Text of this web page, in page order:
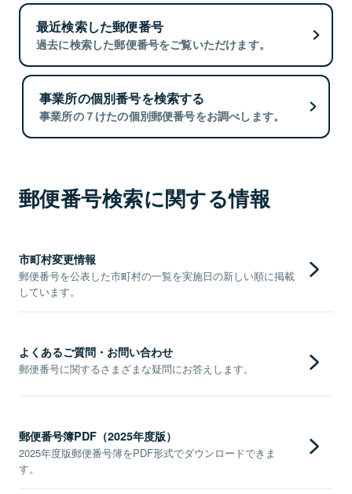
最近検索した郵便番号
過去に検索した郵便番号をご覧いただけます。
事業所の個別番号を検索する
事業所の７けたの個別郵便番号をお調べします。
郵便番号検索に関する情報
市町村変更情報
郵便番号を公表した市町村の一覧を実施日の新しい順に掲載
しています。
よくあるご質問・お問い合わせ
郵便番号に関するさまざまな疑問にお答えします。
郵便番号簿PDF（2025年度版）
2025年度版郵便番号簿をPDF形式でダウンロードできま
す。